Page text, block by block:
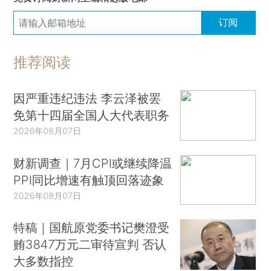
订阅
推荐阅读
因严重违纪违法 李云泽被罢
免第十四届全国人大代表职务
2026年08月07日
财新调查｜7月CPI或继续降温
PPI同比增速有触顶回落迹象
2026年08月07日
特稿｜国航原党委书记樊澄受
贿3847万元二审待宣判 否认
大多数指控